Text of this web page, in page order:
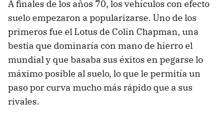
A finales de los años 70, los vehículos con efecto
suelo empezaron a popularizarse. Uno de los
primeros fue el Lotus de Colin Chapman, una
bestia que dominaría con mano de hierro el
mundial y que basaba sus éxitos en pegarse lo
máximo posible al suelo, lo que le permitía un
paso por curva mucho más rápido que a sus
rivales.